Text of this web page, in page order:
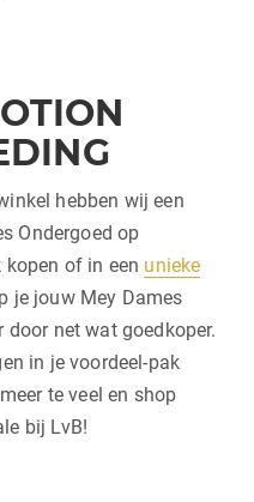
hebben wij een
Ondergoed op
of in een unieke
je jouw Mey Dames
net wat goedkoper.
in je voordeel-pak
te veel en shop
bij LvB!